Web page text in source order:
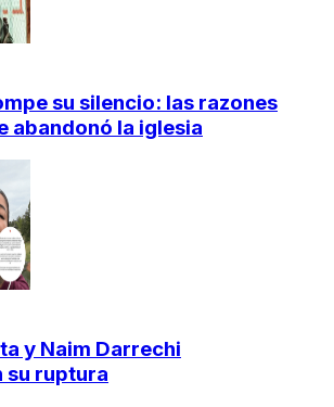
su silencio: las razones
abandonó la iglesia
y Naim Darrechi
ruptura